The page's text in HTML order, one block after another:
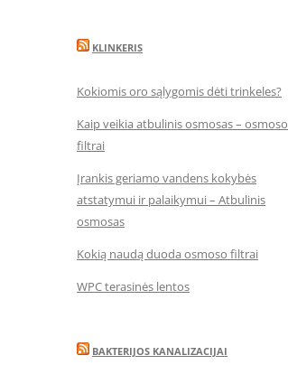
KLINKERIS
Kokiomis oro sąlygomis dėti trinkeles?
Kaip veikia atbulinis osmosas – osmoso
filtrai
Įrankis geriamo vandens kokybės
atstatymui ir palaikymui – Atbulinis
osmosas
Kokią naudą duoda osmoso filtrai
WPC terasinės lentos
BAKTERIJOS KANALIZACIJAI